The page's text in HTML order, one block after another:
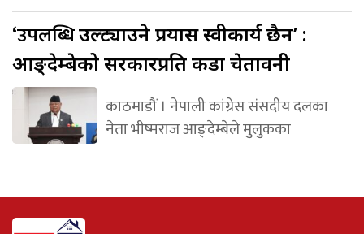
‘उपलब्धिउल्ट्याउने प्रयास स्वीकार्य छैन’ :
आङ्देम्बेको सरकारप्रति कडा चेतावनी
काठमाडौं । नेपाली कांग्रेस संसदीय दलका
नेता भीष्मराज आङ्देम्बेले मुलुकका